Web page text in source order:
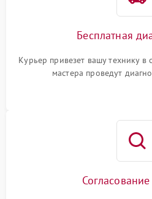
Бесплатная
Курьер привезет вашу технику в
мастера проведут